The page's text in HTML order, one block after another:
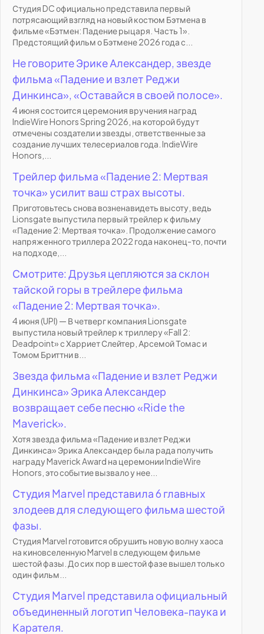
Студия DC официально представила первый
потрясающий взгляд на новый костюм Бэтмена в
фильме «Бэтмен: Падение рыцаря. Часть 1».
Предстоящий фильм о Бэтмене 2026 года с...
Не говорите Эрике Александер, звезде
фильма «Падение и взлет Реджи
Динкинса», «Оставайся в своей полосе».
4 июня состоится церемония вручения наград
IndieWire Honors Spring 2026, на которой будут
отмечены создатели и звезды, ответственные за
создание лучших телесериалов года. IndieWire
Honors,...
Трейлер фильма «Падение 2: Мертвая
точка» усилит ваш страх высоты.
Приготовьтесь снова возненавидеть высоту, ведь
Lionsgate выпустила первый трейлер к фильму
«Падение 2: Мертвая точка». Продолжение самого
напряженного триллера 2022 года наконец-то, почти
на подходе,...
Смотрите: Друзья цепляются за склон
тайской горы в трейлере фильма
«Падение 2: Мертвая точка».
4 июня (UPI) — В четверг компания Lionsgate
выпустила новый трейлер к триллеру «Fall 2:
Deadpoint» с Харриет Слейтер, Арсемой Томас и
Томом Бриттни в...
Звезда фильма «Падение и взлет Реджи
Динкинса» Эрика Александер
возвращает себе песню «Ride the
Maverick».
Хотя звезда фильма «Падение и взлет Реджи
Динкинса» Эрика Александер была рада получить
награду Maverick Award на церемонии IndieWire
Honors, это событие вызвало у нее...
Студия Marvel представила 6 главных
злодеев для следующего фильма шестой
фазы.
Студия Marvel готовится обрушить новую волну хаоса
на киновселенную Marvel в следующем фильме
шестой фазы. До сих пор в шестой фазе вышел только
один фильм...
Студия Marvel представила официальный
объединенный логотип Человека-паука и
Карателя.